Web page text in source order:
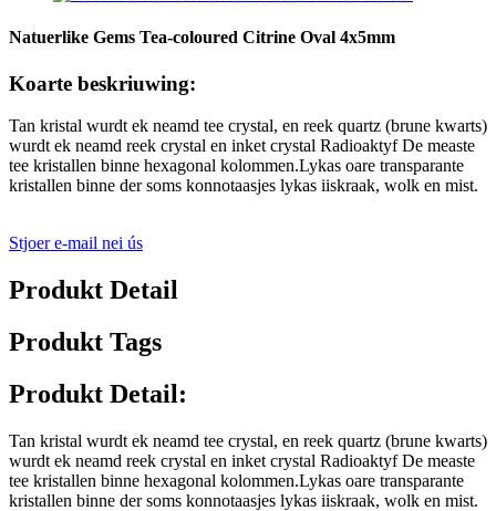
Natuerlike Gems Tea-coloured Citrine Oval 4x5mm
Koarte beskriuwing:
Tan kristal wurdt ek neamd tee crystal, en reek quartz (brune kwarts)
wurdt ek neamd reek crystal en inket crystal Radioaktyf De measte
tee kristallen binne hexagonal kolommen.Lykas oare transparante
kristallen binne der soms konnotaasjes lykas iiskraak, wolk en mist.
Stjoer e-mail nei ús
Produkt Detail
Produkt Tags
Produkt Detail:
Tan kristal wurdt ek neamd tee crystal, en reek quartz (brune kwarts)
wurdt ek neamd reek crystal en inket crystal Radioaktyf De measte
tee kristallen binne hexagonal kolommen.Lykas oare transparante
kristallen binne der soms konnotaasjes lykas iiskraak, wolk en mist.